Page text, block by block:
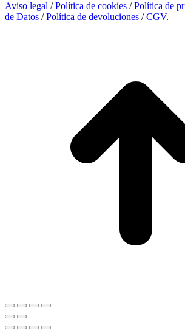
Aviso legal /Política de cookies /Política de
de Datos /Política de devoluciones /CGV.